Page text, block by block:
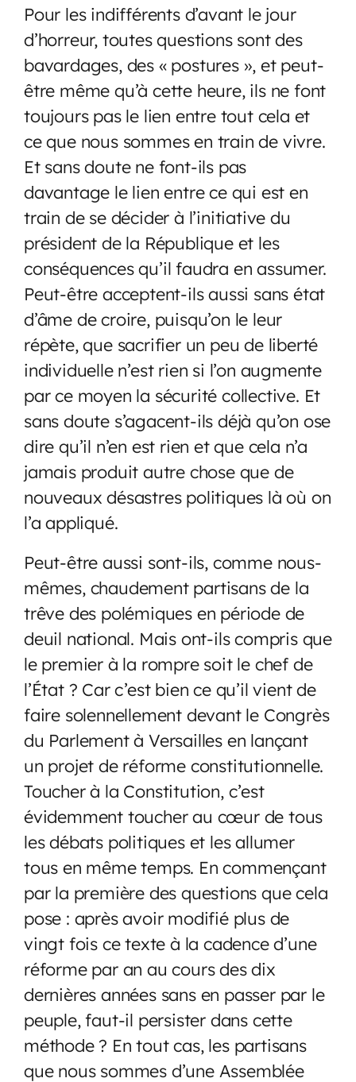
Pour les indifférents d’avant le jour
d’horreur, toutes questions sont des
bavardages, des « postures », et peut-
être même qu’à cette heure, ils ne font
toujours pas le lien entre tout cela et
ce que nous sommes en train de vivre.
Et sans doute ne font-ils pas
davantage le lien entre ce qui est en
train de se décider à l’initiative du
président de la République et les
conséquences qu’il faudra en assumer.
Peut-être acceptent-ils aussi sans état
d’âme de croire, puisqu’on le leur
répète, que sacrifier un peu de liberté
individuelle n’est rien si l’on augmente
par ce moyen la sécurité collective. Et
sans doute s’agacent-ils déjà qu’on ose
dire qu’il n’en est rien et que cela n’a
jamais produit autre chose que de
nouveaux désastres politiques là où on
l’a appliqué.
Peut-être aussi sont-ils, comme nous-
mêmes, chaudement partisans de la
trêve des polémiques en période de
deuil national. Mais ont-ils compris que
le premier à la rompre soit le chef de
l’État ? Car c’est bien ce qu’il vient de
faire solennellement devant le Congrès
du Parlement à Versailles en lançant
un projet de réforme constitutionnelle.
Toucher à la Constitution, c’est
évidemment toucher au cœur de tous
les débats politiques et les allumer
tous en même temps. En commençant
par la première des questions que cela
pose : après avoir modifié plus de
vingt fois ce texte à la cadence d’une
réforme par an au cours des dix
dernières années sans en passer par le
peuple, faut-il persister dans cette
méthode ? En tout cas, les partisans
que nous sommes d’une Assemblée